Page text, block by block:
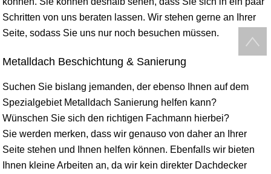
Schritten von uns beraten lassen. Wir stehen gerne an Ihrer
Seite, sodass Sie uns nur noch besuchen müssen.
Metalldach Beschichtung & Sanierung
Suchen Sie bislang jemanden, der ebenso Ihnen auf dem
Spezialgebiet Metalldach Sanierung helfen kann?
Wünschen Sie sich den richtigen Fachmann hierbei?
Sie werden merken, dass wir genauso von daher an Ihrer
Seite stehen und Ihnen helfen können. Ebenfalls wir bieten
Ihnen kleine Arbeiten an, da wir kein direkter Dachdecker